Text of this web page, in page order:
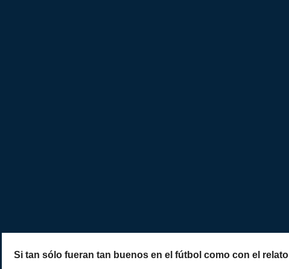
Si tan sólo fueran tan buenos en el fútbol como con el relato